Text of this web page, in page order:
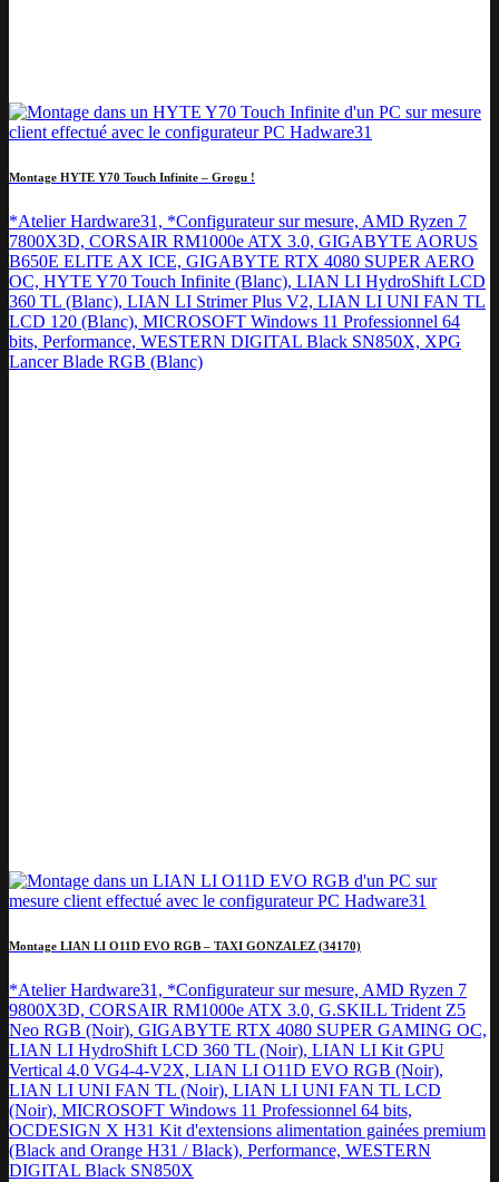
Montage HYTE Y70 Touch Infinite – Grogu !
*Atelier Hardware31, *Configurateur sur mesure, AMD Ryzen 7
7800X3D, CORSAIR RM1000e ATX 3.0, GIGABYTE AORUS
B650E ELITE AX ICE, GIGABYTE RTX 4080 SUPER AERO
OC, HYTE Y70 Touch Infinite (Blanc), LIAN LI HydroShift LCD
360 TL (Blanc), LIAN LI Strimer Plus V2, LIAN LI UNI FAN TL
LCD 120 (Blanc), MICROSOFT Windows 11 Professionnel 64
bits, Performance, WESTERN DIGITAL Black SN850X, XPG
Lancer Blade RGB (Blanc)
Montage LIAN LI O11D EVO RGB – TAXI GONZALEZ (34170)
*Atelier Hardware31, *Configurateur sur mesure, AMD Ryzen 7
9800X3D, CORSAIR RM1000e ATX 3.0, G.SKILL Trident Z5
Neo RGB (Noir), GIGABYTE RTX 4080 SUPER GAMING OC,
LIAN LI HydroShift LCD 360 TL (Noir), LIAN LI Kit GPU
Vertical 4.0 VG4-4-V2X, LIAN LI O11D EVO RGB (Noir),
LIAN LI UNI FAN TL (Noir), LIAN LI UNI FAN TL LCD
(Noir), MICROSOFT Windows 11 Professionnel 64 bits,
OCDESIGN X H31 Kit d'extensions alimentation gainées premium
(Black and Orange H31 / Black), Performance, WESTERN
DIGITAL Black SN850X